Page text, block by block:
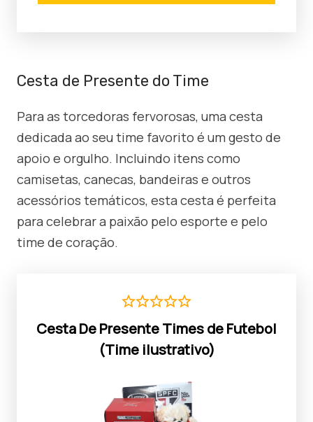
Cesta de Presente do Time
Para as torcedoras fervorosas, uma cesta
dedicada ao seu time favorito é um gesto de
apoio e orgulho. Incluindo itens como
camisetas, canecas, bandeiras e outros
acessórios temáticos, esta cesta é perfeita
para celebrar a paixão pelo esporte e pelo
time de coração.
Cesta De Presente Times de Futebol
(Time ilustrativo)